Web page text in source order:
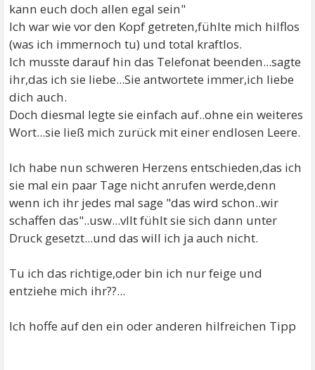
kann euch doch allen egal sein"
Ich war wie vor den Kopf getreten,fühlte mich hilflos
(was ich immernoch tu) und total kraftlos.
Ich musste darauf hin das Telefonat beenden...sagte
ihr,das ich sie liebe...Sie antwortete immer,ich liebe
dich auch.
Doch diesmal legte sie einfach auf..ohne ein weiteres
Wort...sie ließ mich zurück mit einer endlosen Leere.
Ich habe nun schweren Herzens entschieden,das ich
sie mal ein paar Tage nicht anrufen werde,denn
wenn ich ihr jedes mal sage "das wird schon..wir
schaffen das"..usw...vllt fühlt sie sich dann unter
Druck gesetzt...und das will ich ja auch nicht.
Tu ich das richtige,oder bin ich nur feige und
entziehe mich ihr??...
Ich hoffe auf den ein oder anderen hilfreichen Tipp